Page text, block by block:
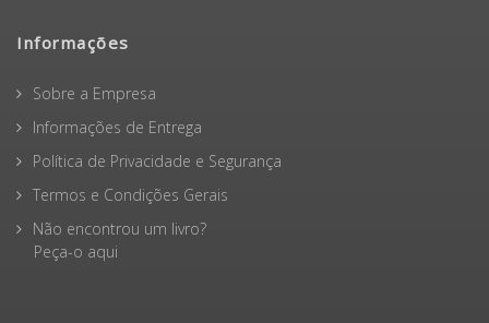
Informações
Sobre a Empresa
Informações de Entrega
Política de Privacidade e Segurança
Termos e Condições Gerais
Não encontrou um livro?
Peça-o aqui